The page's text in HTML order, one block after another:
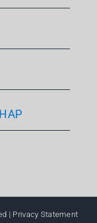
| Privacy Statement